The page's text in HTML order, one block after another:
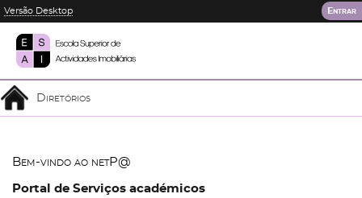
Versão Desktop Entrar
Diretórios
Bem-vindo ao netP@
Portal de Serviços académicos